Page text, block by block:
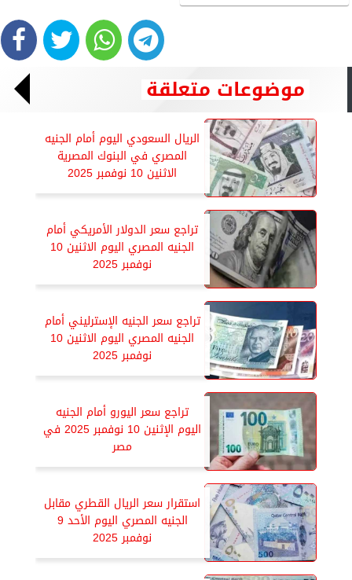
موضوعات متعلقة
الريال السعودي اليوم أمام الجنيه
المصري في البنوك المصرية
الاثنين 10 نوفمبر 2025
تراجع سعر الدولار الأمريكي أمام
الجنيه المصري اليوم الاثنين 10
نوفمبر 2025
تراجع سعر الجنيه الإسترليني أمام
الجنيه المصري اليوم الاثنين 10
نوفمبر 2025
تراجع سعر اليورو أمام الجنيه
اليوم الإثنين 10 نوفمبر 2025 في
مصر
استقرار سعر الريال القطري مقابل
الجنيه المصري اليوم الأحد 9
نوفمبر 2025